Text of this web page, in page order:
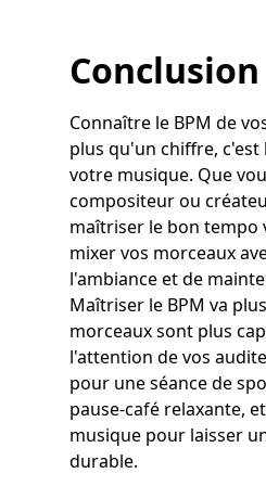
Conclusion
Connaître le BPM de
plus qu'un chiffre,
votre musique. Que
compositeur ou
maîtriser le bon tempo
mixer vos morceaux
l'ambiance et de
Maîtriser le BPM va
morceaux sont plus
l'attention de vos
pour une séance de
pause-café relaxante,
musique pour laisser
durable.